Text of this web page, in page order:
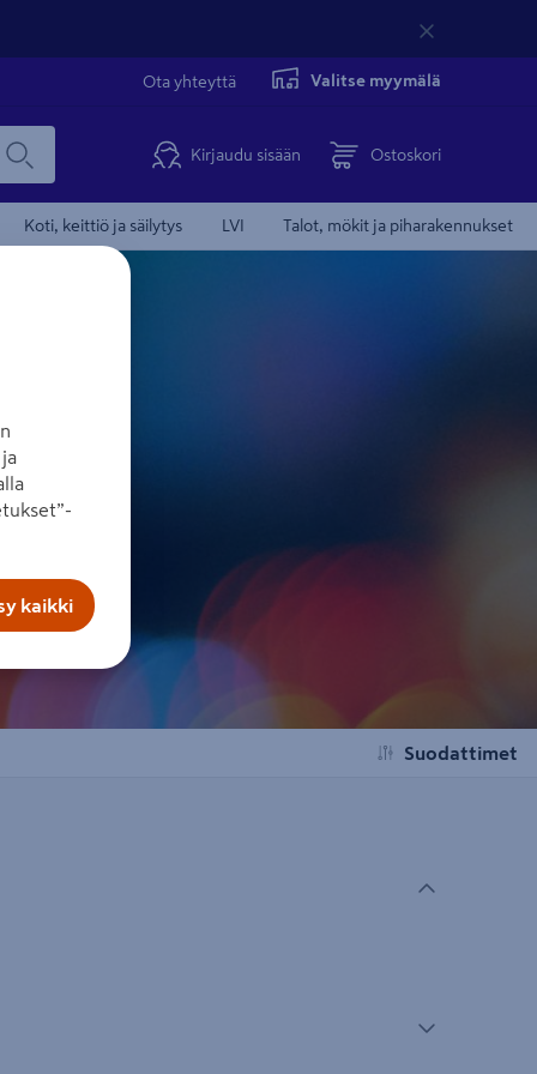
Ota yhteyttä Valitse myymälä
Kirjaudu sisään Ostoskori
Koti, keittiö ja säilytys LVI Talot, mökit ja piharakennukset
Suodattimet
kaikki